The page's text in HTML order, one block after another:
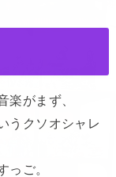
楽がまず、
うクソオシャレ
っご。